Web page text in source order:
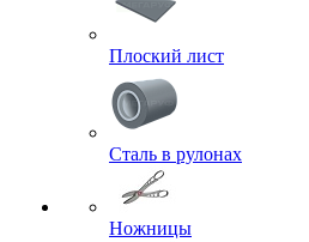
Плоский лист
Сталь в рулонах
Ножницы